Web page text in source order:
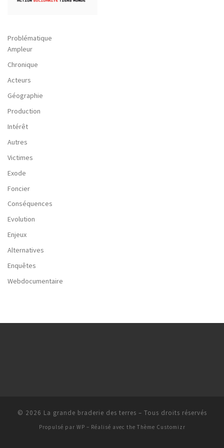
Problématique
Ampleur
Chronique
Acteurs
Géographie
Production
Intérêt
Autres
Victimes
Exode
Foncier
Conséquences
Evolution
Enjeux
Alternatives
Enquêtes
Webdocumentaire
© 2026 La grande braderie des terres – Tous droits réservés
Propulsé par WP – Réalisé avec the Thème Customizr